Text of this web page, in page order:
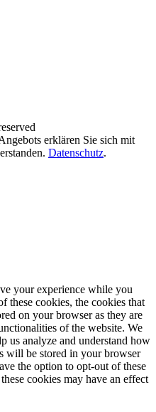
erklären Sie sich mit
Datenschutz.
your experience while you
these cookies, the cookies that
on your browser as they are
of the website. We
us analyze and understand how
will be stored in your browser
the option to opt-out of these
cookies may have an effect